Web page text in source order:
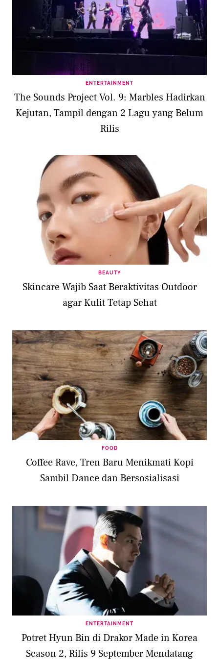
ENTERTAINMENT
The Sounds Project Vol. 9: Marbles Hadirkan
Kejutan, Tampil dengan 2 Lagu yang Belum
Rilis
BEAUTY
Skincare Wajib Saat Beraktivitas Outdoor
agar Kulit Tetap Sehat
FOOD
Coffee Rave, Tren Baru Menikmati Kopi
Sambil Dance dan Bersosialisasi
ENTERTAINMENT
Potret Hyun Bin di Drakor Made in Korea
Season 2, Rilis 9 September Mendatang